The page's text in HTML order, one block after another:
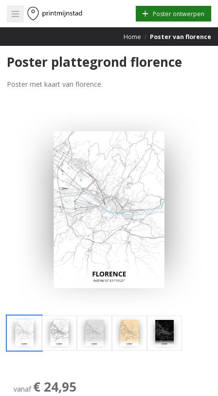
Open main menu Poster ontwerpen
Home / Poster van florence
Poster plattegrond florence
Poster met kaart van florence.
vanaf € 24,95